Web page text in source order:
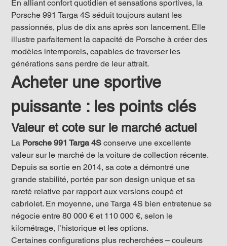
En alliant confort quotidien et sensations sportives, la
Porsche 991 Targa 4S séduit toujours autant les
passionnés, plus de dix ans après son lancement. Elle
illustre parfaitement la capacité de Porsche à créer des
modèles intemporels, capables de traverser les
générations sans perdre de leur attrait.
Acheter une sportive
puissante : les points clés
Valeur et cote sur le marché actuel
La Porsche 991 Targa 4S conserve une excellente
valeur sur le marché de la voiture de collection récente.
Depuis sa sortie en 2014, sa cote a démontré une
grande stabilité, portée par son design unique et sa
rareté relative par rapport aux versions coupé et
cabriolet. En moyenne, une Targa 4S bien entretenue se
négocie entre 80 000 € et 110 000 €, selon le
kilométrage, l’historique et les options.
Certaines configurations plus recherchées – couleurs